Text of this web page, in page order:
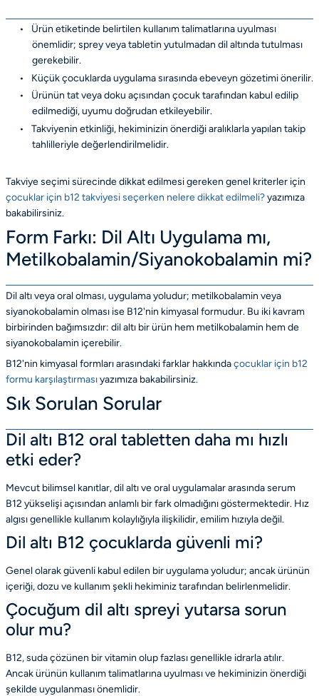
•
Ürün etiketinde belirtilen kullanım talimatlarına uyulması
önemlidir; sprey veya tabletin yutulmadan dil altında tutulması
gerekebilir.
•
Küçük çocuklarda uygulama sırasında ebeveyn gözetimi önerilir.
•
Ürünün tat veya doku açısından çocuk tarafından kabul edilip
edilmediği, uyumu doğrudan etkileyebilir.
•
Takviyenin etkinliği, hekiminizin önerdiği aralıklarla yapılan takip
tahlilleriyle değerlendirilmelidir.
Takviye seçimi sürecinde dikkat edilmesi gereken genel kriterler için
çocuklar için b12 takviyesi seçerken nelere dikkat edilmeli?yazımıza
bakabilirsiniz.
Form Farkı: Dil Altı Uygulama mı,
Metilkobalamin/Siyanokobalamin mi?
Dil altı veya oral olması, uygulama yoludur; metilkobalamin veya
siyanokobalamin olması ise B12'nin kimyasal formudur. Bu iki kavram
birbirinden bağımsızdır: dil altı bir ürün hem metilkobalamin hem de
siyanokobalamin içerebilir.
B12'nin kimyasal formları arasındaki farklar hakkındaçocuklar için b12
formu karşılaştırmasıyazımıza bakabilirsiniz.
Sık Sorulan Sorular
Dil altı B12 oral tabletten daha mı hızlı
etki eder?
Mevcut bilimsel kanıtlar, dil altı ve oral uygulamalar arasında serum
B12 yükselişi açısından anlamlı bir fark olmadığını göstermektedir. Hız
algısı genellikle kullanım kolaylığıyla ilişkilidir, emilim hızıyla değil.
Dil altı B12 çocuklarda güvenli mi?
Genel olarak güvenli kabul edilen bir uygulama yoludur; ancak ürünün
içeriği, dozu ve kullanım şekli hekiminiz tarafından belirlenmelidir.
Çocuğum dil altı spreyi yutarsa sorun
olur mu?
B12, suda çözünen bir vitamin olup fazlası genellikle idrarla atılır.
Ancak ürünün kullanım talimatlarına uyulması ve hekiminizin önerdiği
şekilde uygulanması önemlidir.